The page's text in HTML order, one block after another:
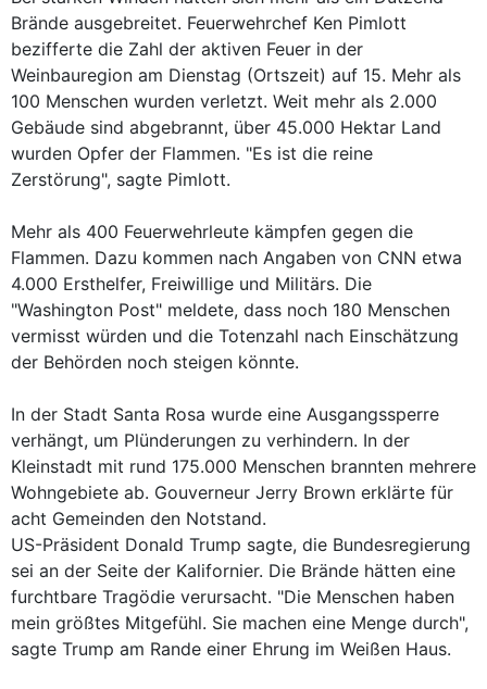
Brände ausgebreitet. Feuerwehrchef Ken Pimlott
bezifferte die Zahl der aktiven Feuer in der
Weinbauregion am Dienstag (Ortszeit) auf 15. Mehr als
100 Menschen wurden verletzt. Weit mehr als 2.000
Gebäude sind abgebrannt, über 45.000 Hektar Land
wurden Opfer der Flammen. "Es ist die reine
Zerstörung", sagte Pimlott.
Mehr als 400 Feuerwehrleute kämpfen gegen die
Flammen. Dazu kommen nach Angaben von CNN etwa
4.000 Ersthelfer, Freiwillige und Militärs. Die
"Washington Post" meldete, dass noch 180 Menschen
vermisst würden und die Totenzahl nach Einschätzung
der Behörden noch steigen könnte.
In der Stadt Santa Rosa wurde eine Ausgangssperre
verhängt, um Plünderungen zu verhindern. In der
Kleinstadt mit rund 175.000 Menschen brannten mehrere
Wohngebiete ab. Gouverneur Jerry Brown erklärte für
acht Gemeinden den Notstand.
US-Präsident Donald Trump sagte, die Bundesregierung
sei an der Seite der Kalifornier. Die Brände hätten eine
furchtbare Tragödie verursacht. "Die Menschen haben
mein größtes Mitgefühl. Sie machen eine Menge durch",
sagte Trump am Rande einer Ehrung im Weißen Haus.